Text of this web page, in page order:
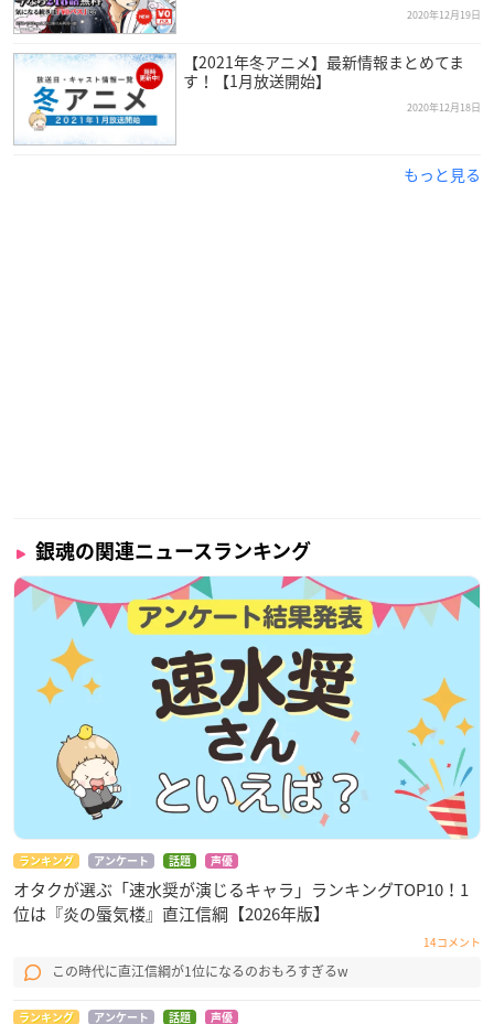
2020年12月19日
【2021年冬アニメ】最新情報まとめてま
す！【1月放送開始】
2020年12月18日
もっと見る
銀魂の関連ニュースランキング
ランキング アンケート 話題 声優
オタクが選ぶ「速水奨が演じるキャラ」ランキングTOP10！1
位は『炎の蜃気楼』直江信綱【2026年版】
14コメント
この時代に直江信綱が1位になるのおもろすぎるw
ランキング アンケート 話題 声優